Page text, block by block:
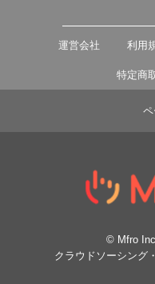
運営会社 利用
特定商
© Mfro
クラウドソーシング